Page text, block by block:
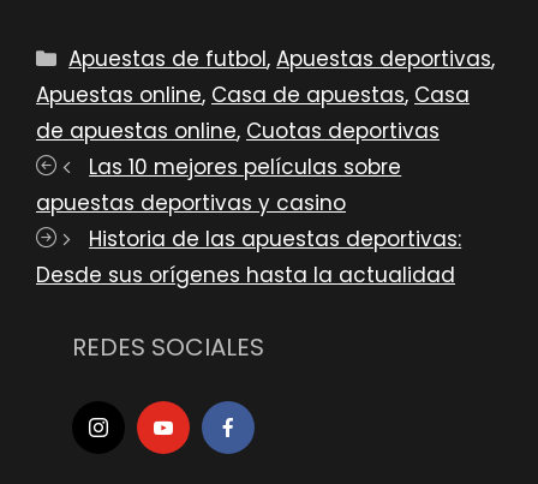
Categorías
Apuestas de futbol,Apuestas deportivas,
Apuestas online, Casa de apuestas, Casa
de apuestas online, Cuotas deportivas
Las 10 mejores películas sobre
apuestas deportivas y casino
Historia de las apuestas deportivas:
Desde sus orígenes hasta la actualidad
REDES SOCIALES